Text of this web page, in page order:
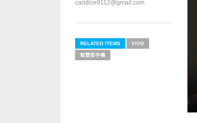
candice9112@gmail.com
RELATED ITEMS VIVO
智慧型手機